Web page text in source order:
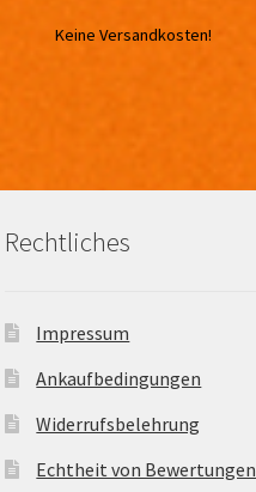
Keine Versandkosten!
Rechtliches
Impressum
Ankaufbedingungen
Widerrufsbelehrung
Echtheit von Bewertungen